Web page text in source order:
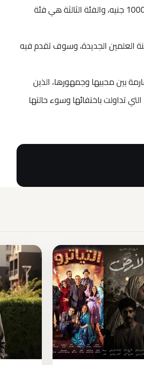
silver إلى 650 جنيهًا، والفئة الثانية هي فئة Gold ويبلغ سعر التذكرة فيها 1000 جنيه، والفئة الثالثة هي فئة
الجمعة المقبل الموافق 29 يوليو في مدينة العلمين الجديدة، وسوف تقدم فيه
بين محبيها وجمهورها، الذين
تداولت باختفائها وسوء حالتها